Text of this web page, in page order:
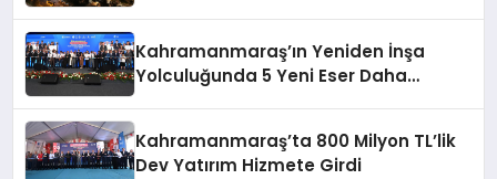
Kahramanmaraş’ın Yeniden İnşa
Yolculuğunda 5 Yeni Eser Daha
Kahramanmaraş’ta 800 Milyon TL’lik
Dev Yatırım Hizmete Girdi